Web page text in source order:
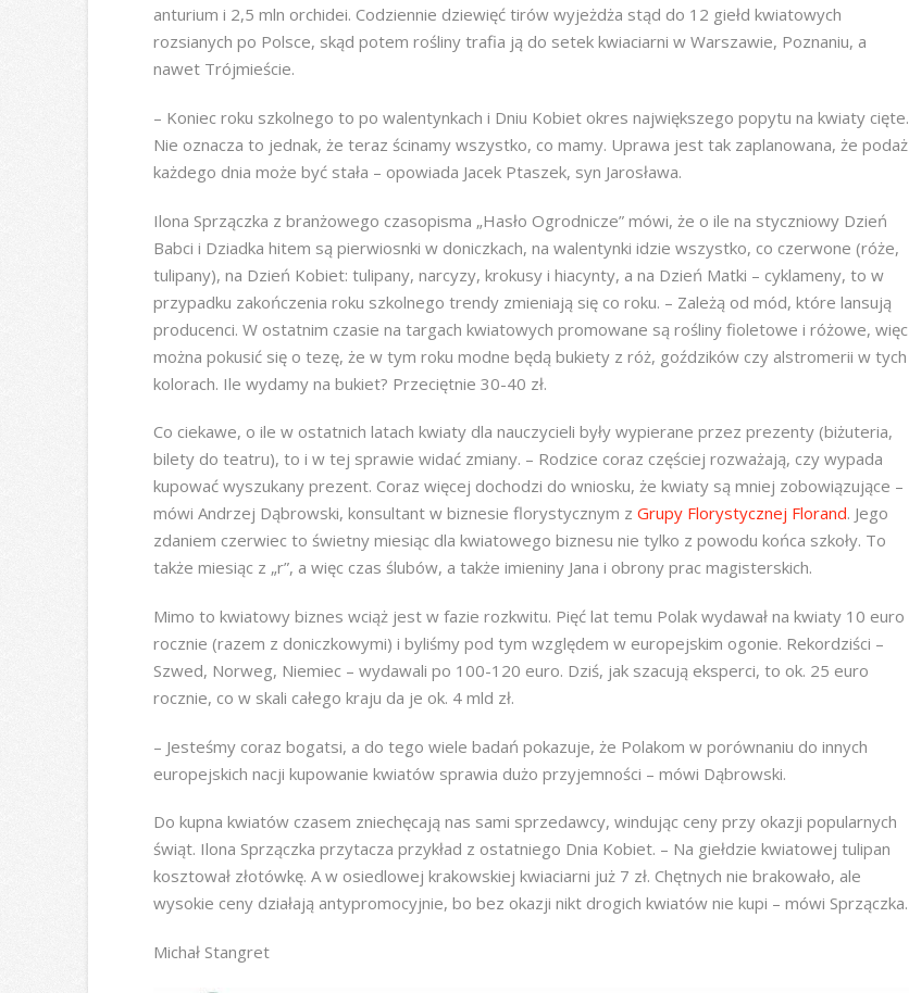
anturium i 2,5 mln orchidei. Codziennie dziewięć tirów wyjeżdża stąd do 12 giełd kwiatowych
rozsianych po Polsce, skąd potem rośliny trafia ją do setek kwiaciarni w Warszawie, Poznaniu, a
nawet Trójmieście.
– Koniec roku szkolnego to po walentynkach i Dniu Kobiet okres największego popytu na kwiaty cięte.
Nie oznacza to jednak, że teraz ścinamy wszystko, co mamy. Uprawa jest tak zaplanowana, że podaż
każdego dnia może być stała – opowiada Jacek Ptaszek, syn Jarosława.
Ilona Sprzączka z branżowego czasopisma „Hasło Ogrodnicze” mówi, że o ile na styczniowy Dzień
Babci i Dziadka hitem są pierwiosnki w doniczkach, na walentynki idzie wszystko, co czerwone (róże,
tulipany), na Dzień Kobiet: tulipany, narcyzy, krokusy i hiacynty, a na Dzień Matki – cyklameny, to w
przypadku zakończenia roku szkolnego trendy zmieniają się co roku. – Zależą od mód, które lansują
producenci. W ostatnim czasie na targach kwiatowych promowane są rośliny fioletowe i różowe, więc
można pokusić się o tezę, że w tym roku modne będą bukiety z róż, goździków czy alstromerii w tych
kolorach. Ile wydamy na bukiet? Przeciętnie 30-40 zł.
Co ciekawe, o ile w ostatnich latach kwiaty dla nauczycieli były wypierane przez prezenty (biżuteria,
bilety do teatru), to i w tej sprawie widać zmiany. – Rodzice coraz częściej rozważają, czy wypada
kupować wyszukany prezent. Coraz więcej dochodzi do wniosku, że kwiaty są mniej zobowiązujące –
mówi Andrzej Dąbrowski, konsultant w biznesie florystycznym z Grupy Florystycznej Florand. Jego
zdaniem czerwiec to świetny miesiąc dla kwiatowego biznesu nie tylko z powodu końca szkoły. To
także miesiąc z „r”, a więc czas ślubów, a także imieniny Jana i obrony prac magisterskich.
Mimo to kwiatowy biznes wciąż jest w fazie rozkwitu. Pięć lat temu Polak wydawał na kwiaty 10 euro
rocznie (razem z doniczkowymi) i byliśmy pod tym względem w europejskim ogonie. Rekordziści –
Szwed, Norweg, Niemiec – wydawali po 100-120 euro. Dziś, jak szacują eksperci, to ok. 25 euro
rocznie, co w skali całego kraju da je ok. 4 mld zł.
– Jesteśmy coraz bogatsi, a do tego wiele badań pokazuje, że Polakom w porównaniu do innych
europejskich nacji kupowanie kwiatów sprawia dużo przyjemności – mówi Dąbrowski.
Do kupna kwiatów czasem zniechęcają nas sami sprzedawcy, windując ceny przy okazji popularnych
świąt. Ilona Sprzączka przytacza przykład z ostatniego Dnia Kobiet. – Na giełdzie kwiatowej tulipan
kosztował złotówkę. A w osiedlowej krakowskiej kwiaciarni już 7 zł. Chętnych nie brakowało, ale
wysokie ceny działają antypromocyjnie, bo bez okazji nikt drogich kwiatów nie kupi – mówi Sprzączka.
Michał Stangret